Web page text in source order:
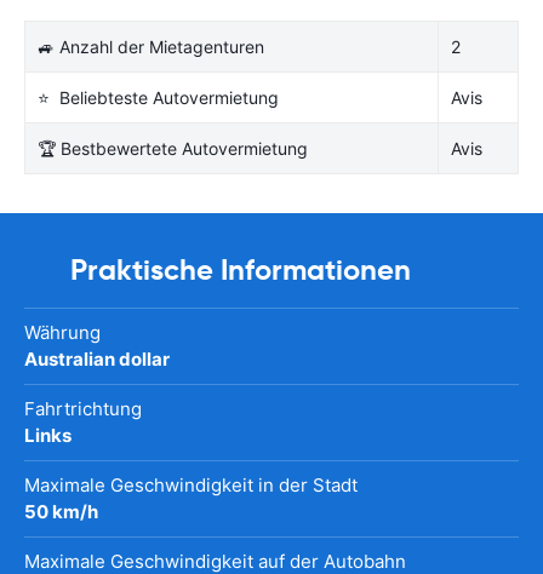
🚙 Anzahl der Mietagenturen 2
⭐ Beliebteste Autovermietung Avis
🏆 Bestbewertete Autovermietung Avis
Praktische Informationen
Währung
Australian dollar
Fahrtrichtung
Links
Maximale Geschwindigkeit in der Stadt
50 km/h
Maximale Geschwindigkeit auf der Autobahn